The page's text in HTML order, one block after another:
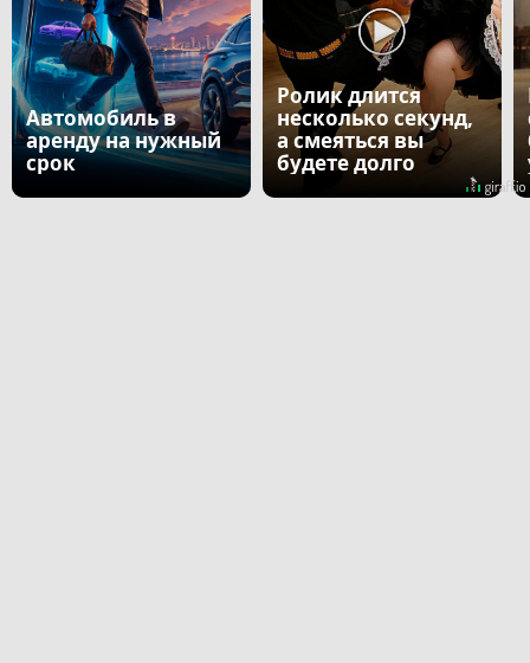
Автомобиль в
аренду на нужный
срок
Ролик длится
несколько секунд,
а смеяться вы
будете долго